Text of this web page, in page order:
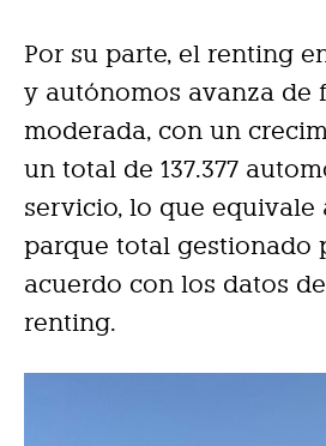
Por su parte, el renting
y autónomos avanza de
moderada, con un
un total de 137.377
servicio, lo que equivale
parque total gestionado
acuerdo con los datos
renting.